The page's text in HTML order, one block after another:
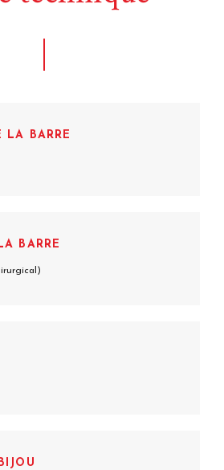
LA BARRE
BARRE